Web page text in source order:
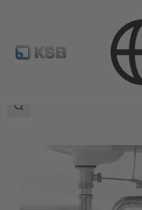
Achiques
Área